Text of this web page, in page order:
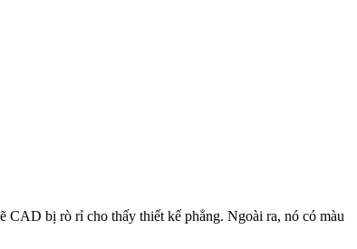
CAD bị rò rỉ cho thấy thiết kế phẳng. Ngoài ra, nó có màu